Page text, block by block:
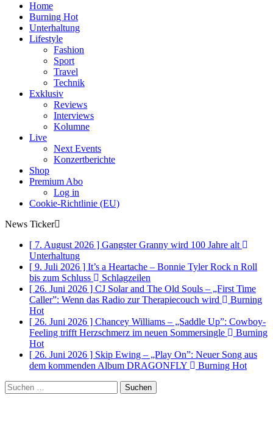
Home
Burning Hot
Unterhaltung
Lifestyle
Fashion
Sport
Travel
Technik
Exklusiv
Reviews
Interviews
Kolumne
Live
Next Events
Konzertberichte
Shop
Premium Abo
Log in
Cookie-Richtlinie (EU)
News Ticker
[ 7. August 2026 ] Gangster Granny wird 100 Jahre alt
Unterhaltung
[ 9. Juli 2026 ] It’s a Heartache – Bonnie Tyler Rock n Roll
bis zum Schluss
Schlagzeilen
[ 26. Juni 2026 ] CJ Solar and The Old Souls – „First Time
Caller”: Wenn das Radio zur Therapiecouch wird
Burning
Hot
[ 26. Juni 2026 ] Chancey Williams – „Saddle Up”: Cowboy-
Feeling trifft Herzschmerz im neuen Sommersingle
Burning
Hot
[ 26. Juni 2026 ] Skip Ewing – „Play On”: Neuer Song aus
dem kommenden Album DRAGONFLY
Burning Hot
Suchen
nach: